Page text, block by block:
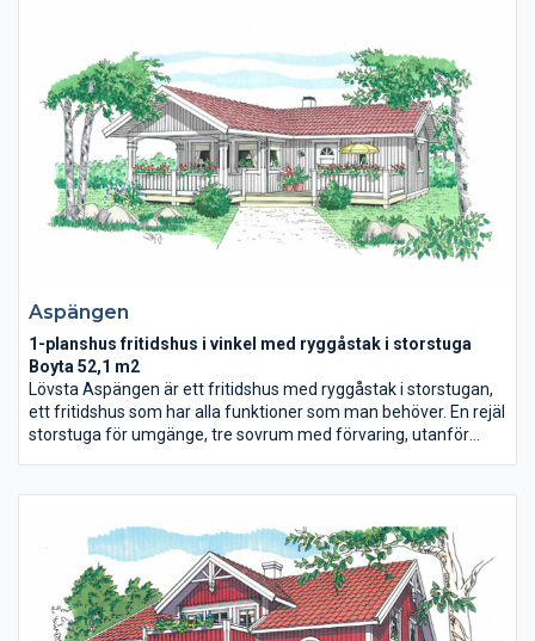
Aspängen
1-planshus fritidshus i vinkel med ryggåstak i storstuga
Boyta 52,1 m2
Lövsta Aspängen är ett fritidshus med ryggåstak i storstugan,
ett fritidshus som har alla funktioner som man behöver. En rejäl
storstuga för umgänge, tre sovrum med förvaring, utanför
generationer.